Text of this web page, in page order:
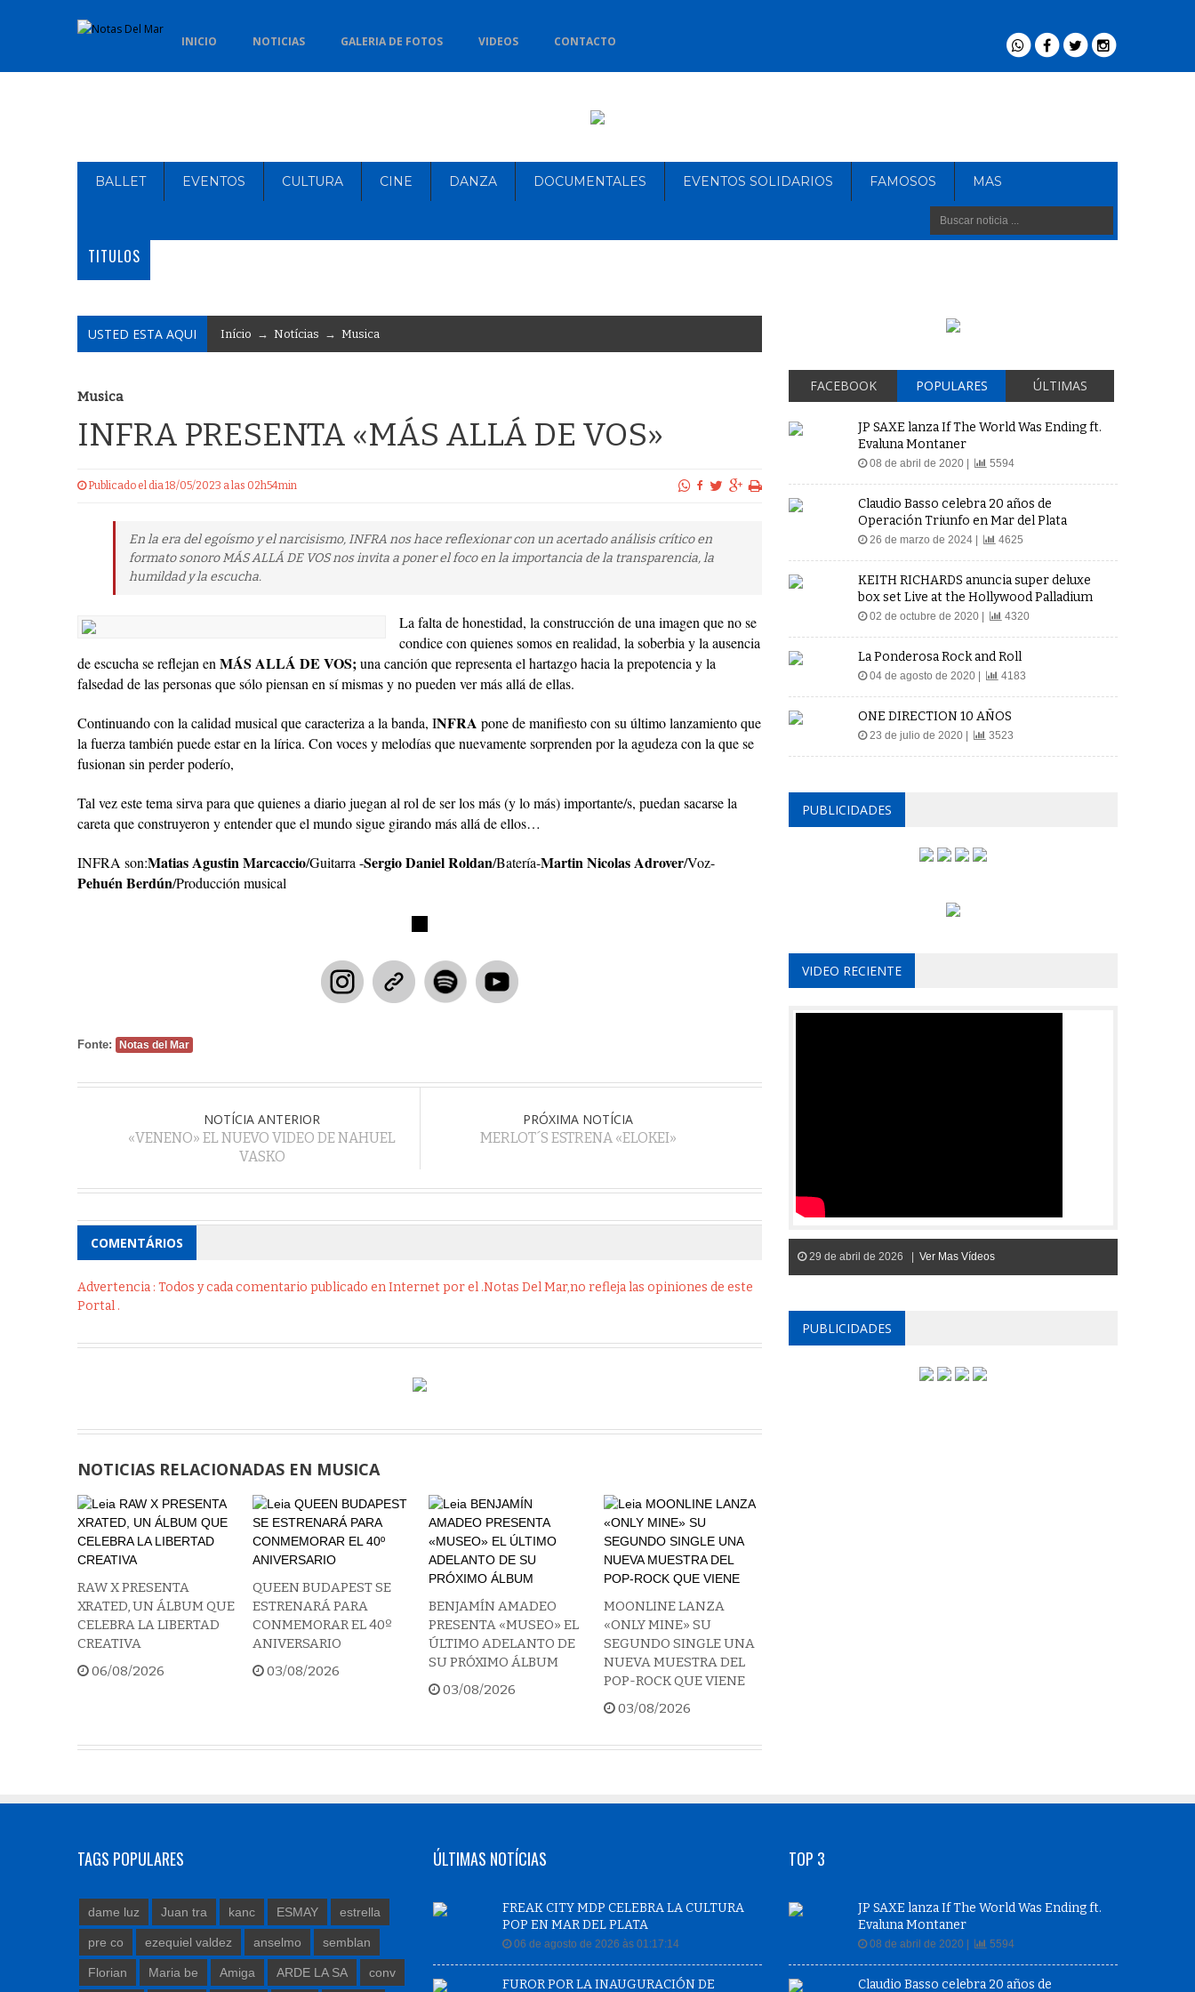
INICIO NOTICIAS GALERIA DE FOTOS VIDEOS CONTACTO
BALLET EVENTOS CULTURA CINE DANZA DOCUMENTALES EVENTOS SOLIDARIOS FAMOSOS MAS
TITULOS
USTED ESTA AQUI Início → Notícias → Musica
Musica
INFRA PRESENTA «MÁS ALLÁ DE VOS»
Publicado el dia 18/05/2023 a las 02h54min
En la era del egoísmo y el narcisismo, INFRA nos hace reflexionar con un acertado análisis crítico en
formato sonoro MÁS ALLÁ DE VOS nos invita a poner el foco en la importancia de la transparencia, la
humildad y la escucha.
La falta de honestidad, la construcción de una imagen que no se
condice con quienes somos en realidad, la soberbia y la ausencia
de escucha se reflejan en MÁS ALLÁ DE VOS;una canción que representa el hartazgo hacia la prepotencia y la
falsedad de las personas que sólo piensan en sí mismas y no pueden ver más allá de ellas.
Continuando con la calidad musical que caracteriza a la banda, INFRA pone de manifiesto con su último lanzamiento que
la fuerza también puede estar en la lírica. Con voces y melodías que nuevamente sorprenden por la agudeza con la que se
fusionan sin perder poderío,
Tal vez este tema sirva para que quienes a diario juegan al rol de ser los más (y lo más) importante/s, puedan sacarse la
careta que construyeron y entender que el mundo sigue girando más allá de ellos…
INFRA son:Matias Agustin Marcaccio/Guitarra -Sergio Daniel Roldan/Batería-Martin Nicolas Adrover/Voz-
Pehuén Berdún/Producción musical
Fonte: Notas del Mar
NOTÍCIA ANTERIOR
«VENENO» EL NUEVO VIDEO DE NAHUEL
VASKO
PRÓXIMA NOTÍCIA
MERLOT´S ESTRENA «ELOKEI»
COMENTÁRIOS
Advertencia : Todos y cada comentario publicado en Internet por el .Notas Del Mar,no refleja las opiniones de este
Portal .
NOTICIAS RELACIONADAS EN MUSICA
RAW X PRESENTA
XRATED, UN ÁLBUM QUE
CELEBRA LA LIBERTAD
CREATIVA
06/08/2026
QUEEN BUDAPEST SE
ESTRENARÁ PARA
CONMEMORAR EL 40º
ANIVERSARIO
03/08/2026
BENJAMÍN AMADEO
PRESENTA «MUSEO» EL
ÚLTIMO ADELANTO DE
SU PRÓXIMO ÁLBUM
03/08/2026
MOONLINE LANZA
«ONLY MINE» SU
SEGUNDO SINGLE UNA
NUEVA MUESTRA DEL
POP-ROCK QUE VIENE
03/08/2026
FACEBOOK POPULARES ÚLTIMAS
JP SAXE lanza If The World Was Ending ft.
Evaluna Montaner
08 de abril de 2020 | 5594
Claudio Basso celebra 20 años de
Operación Triunfo en Mar del Plata
26 de marzo de 2024 | 4625
KEITH RICHARDS anuncia super deluxe
box set Live at the Hollywood Palladium
02 de octubre de 2020 | 4320
La Ponderosa Rock and Roll
04 de agosto de 2020 | 4183
ONE DIRECTION 10 AÑOS
23 de julio de 2020 | 3523
PUBLICIDADES
VIDEO RECIENTE
29 de abril de 2026 | Ver Mas Vídeos
PUBLICIDADES
TAGS POPULARES
dame luz Juan tra kanc ESMAY estrella
pre co ezequiel valdez anselmo semblan
Florian Maria be Amiga ARDE LA SA conv
ÚLTIMAS NOTÍCIAS
FREAK CITY MDP CELEBRA LA CULTURA
POP EN MAR DEL PLATA
06 de agosto de 2026 às 01:17:14
FUROR POR LA INAUGURACIÓN DE
TOP 3
JP SAXE lanza If The World Was Ending ft.
Evaluna Montaner
08 de abril de 2020 | 5594
Claudio Basso celebra 20 años de